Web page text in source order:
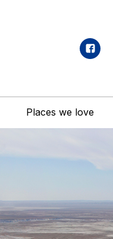
Places we love